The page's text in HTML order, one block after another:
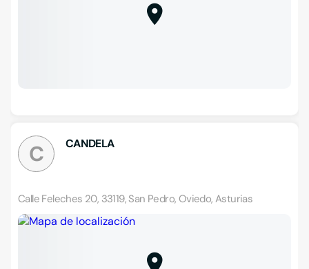
C CANDELA
Calle Feleches 20, 33119, San Pedro, Oviedo, Asturias